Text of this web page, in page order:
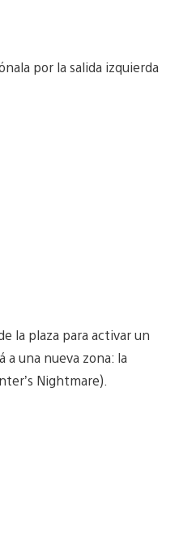
por la salida izquierda
la plaza para activar un
una nueva zona: la
Nightmare).